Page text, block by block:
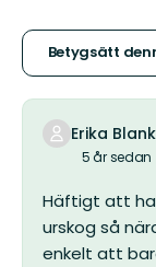
Betygsätt
Erika Blank
5 år sedan
Häftigt att
urskog så
enkelt att